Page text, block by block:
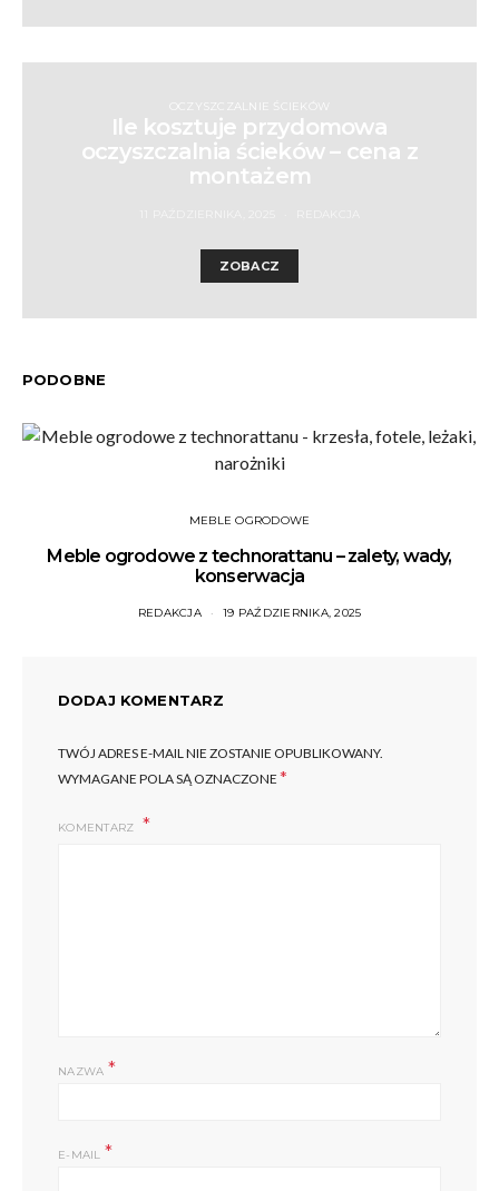
OCZYSZCZALNIE ŚCIEKÓW
Ile kosztuje przydomowa
oczyszczalnia ścieków – cena z
montażem
ZOBACZ
PODOBNE
MEBLE OGRODOWE
Meble ogrodowe z technorattanu – zalety, wady,
konserwacja
REDAKCJA 19 PAŹDZIERNIKA, 2025
DODAJ KOMENTARZ
TWÓJ ADRES E-MAIL NIE ZOSTANIE OPUBLIKOWANY.
WYMAGANE POLA SĄ OZNACZONE *
KOMENTARZ
NAZWA *
E-MAIL *